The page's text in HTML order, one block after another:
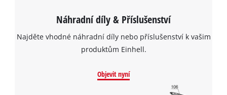
Náhradní díly & Příslušenství
Najděte vhodné náhradní díly nebo příslušenství k vašim
produktům Einhell.
Objevit nyní